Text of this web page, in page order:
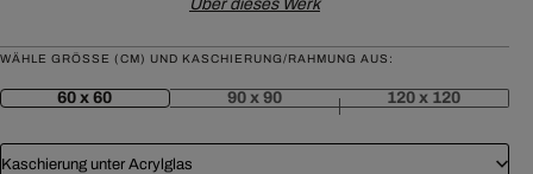
Über dieses Werk
WÄHLE GRÖSSE (CM) UND KASCHIERUNG/RAHMUNG AUS:
60 x 60 90 x 90 120 x 120
Kaschierung unter Acrylglas